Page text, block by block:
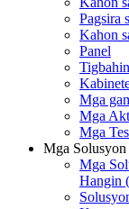
Pagsira
Kahon
Panel
Tigbahin
Mga
Mga
Mga
Mga Solusyon
Mga
Hangin